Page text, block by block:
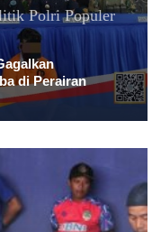
Polri Populer
di Perairan